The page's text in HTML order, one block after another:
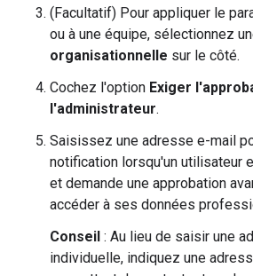
(Facultatif) Pour appliquer le
ou à une équipe, sélectionnez
organisationnelle sur le côté.
Cochez l'option Exiger
l'administrateur.
Saisissez une adresse e-mail
notification lorsqu'un utilisateur
et demande une approbation
accéder à ses données
Conseil : Au lieu de saisir une
individuelle, indiquez une